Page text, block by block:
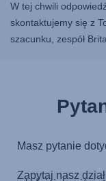
W tej chwili
skontaktujemy się z
szacunku, zespół